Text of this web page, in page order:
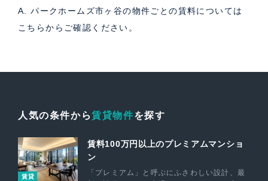
A. パークホームズ市ヶ谷の物件ごとの賃料については
こちらからご確認ください。
人気の条件から賃貸物件を探す
賃貸
賃料100万円以上のプレミアムマンショ
ン
「プレミアム」と呼ぶにふさわしい設計、最